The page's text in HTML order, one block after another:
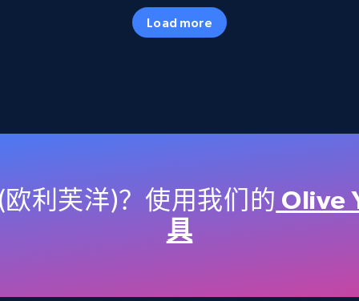
Specifications, Image urls, Top reviews, and
price, Final price, Discount percent, and more.
Load more
利芙洋)？使用我们的 Olive
具